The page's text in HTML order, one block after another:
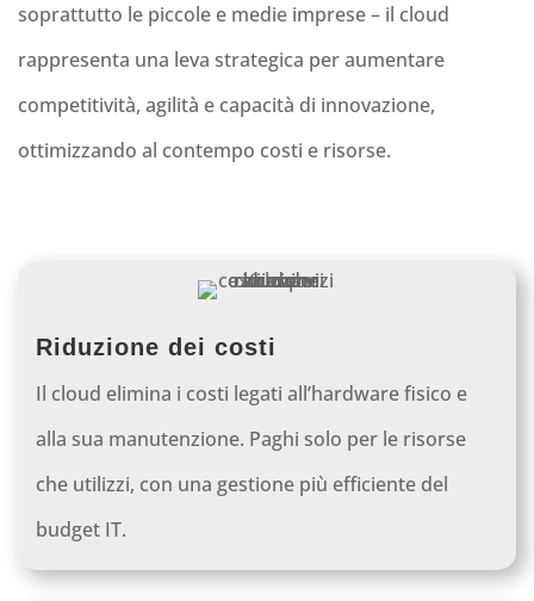
soprattutto le piccole e medie imprese – il cloud
rappresenta una leva strategica per aumentare
competitività, agilità e capacità di innovazione,
ottimizzando al contempo costi e risorse.
Riduzione dei costi
Il cloud elimina i costi legati all’hardware fisico e
alla sua manutenzione. Paghi solo per le risorse
che utilizzi, con una gestione più efficiente del
budget IT.